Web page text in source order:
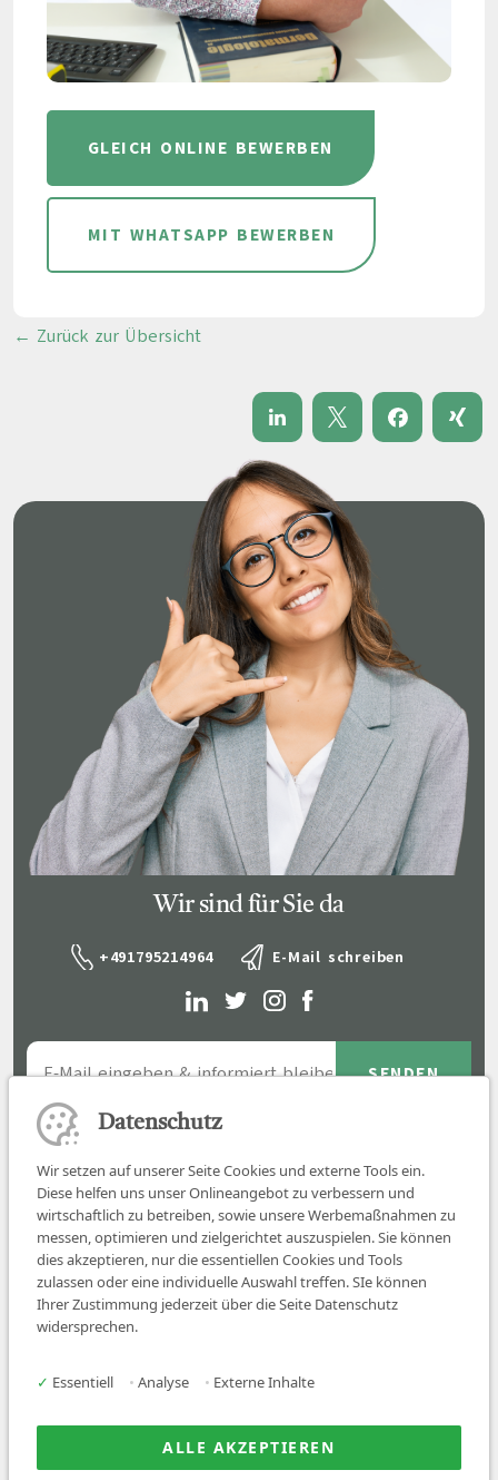
GLEICH ONLINE BEWERBEN
MIT WHATSAPP BEWERBEN
← Zurück zur Übersicht
Wir sind für Sie da
+491795214964 E-Mail schreiben
Job finden
Über uns
News
Datenschutz
Wir setzen auf unserer Seite Cookies und externe Tools ein.
Diese helfen uns unser Onlineangebot zu verbessern und
wirtschaftlich zu betreiben, sowie unsere Werbemaßnahmen zu
messen, optimieren und zielgerichtet auszuspielen. Sie können
dies akzeptieren, nur die essentiellen Cookies und Tools
zulassen oder eine individuelle Auswahl treffen. SIe können
Ihrer Zustimmung jederzeit über die Seite Datenschutz
widersprechen.
✓ Essentiell • Analyse • Externe Inhalte
ALLE AKZEPTIEREN